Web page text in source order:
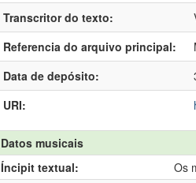
Transcritor do texto:
Referencia do arquivo principal:
Data de depósito:
URI:
Datos musicais
Íncipit textual:
Os